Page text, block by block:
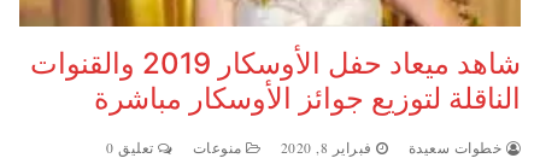
شاهد ميعاد حفل الأوسكار 2019 والقنوات
الناقلة لتوزيع جوائز الأوسكار مباشرة
خطوات سعيدة فبراير 8, 2020 منوعات تعليق 0